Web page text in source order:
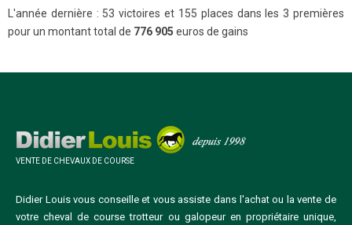
L'année dernière : 53 victoires et 155 places dans les 3 premières
pour un montant total de 776 905 euros de gains
VENTE DE CHEVAUX DE COURSE
Didier Louis vous conseille et vous assiste dans l'achat ou la vente de
votre cheval de course trotteur ou galopeur en propriétaire unique,